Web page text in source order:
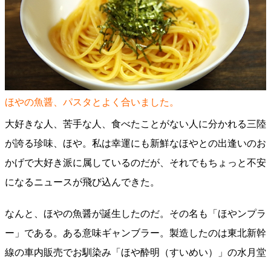
ほやの魚醤、パスタとよく合いました。
大好きな人、苦手な人、食べたことがない人に分かれる三陸
が誇る珍味、ほや。私は幸運にも新鮮なほやとの出逢いのお
かげで大好き派に属しているのだが、それでもちょっと不安
になるニュースが飛び込んできた。
なんと、ほやの魚醤が誕生したのだ。その名も「ほやンプラ
ー」である。ある意味ギャンブラー。製造したのは東北新幹
線の車内販売でお馴染み「ほや酔明（すいめい）」の水月堂